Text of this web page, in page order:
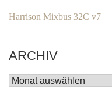
Harrison Mixbus 32C v7
ARCHIV
ARCHIV